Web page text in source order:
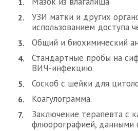
УЗИ матки и других
использованием доступа
Общий и биохимический
Стандартные пробы на
ВИЧ-инфекцию.
Соскоб с шейки для
Коагулограмма.
Заключение терапевта с
флюорографией, данными